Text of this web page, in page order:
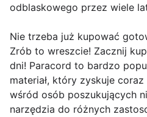
odblaskowego przez wiele
Nie trzeba już kupować
Zrób to wreszcie! Zacznij
dni! Paracord to bardzo
materiał, który zyskuje
wśród osób poszukujących
narzędzia do różnych